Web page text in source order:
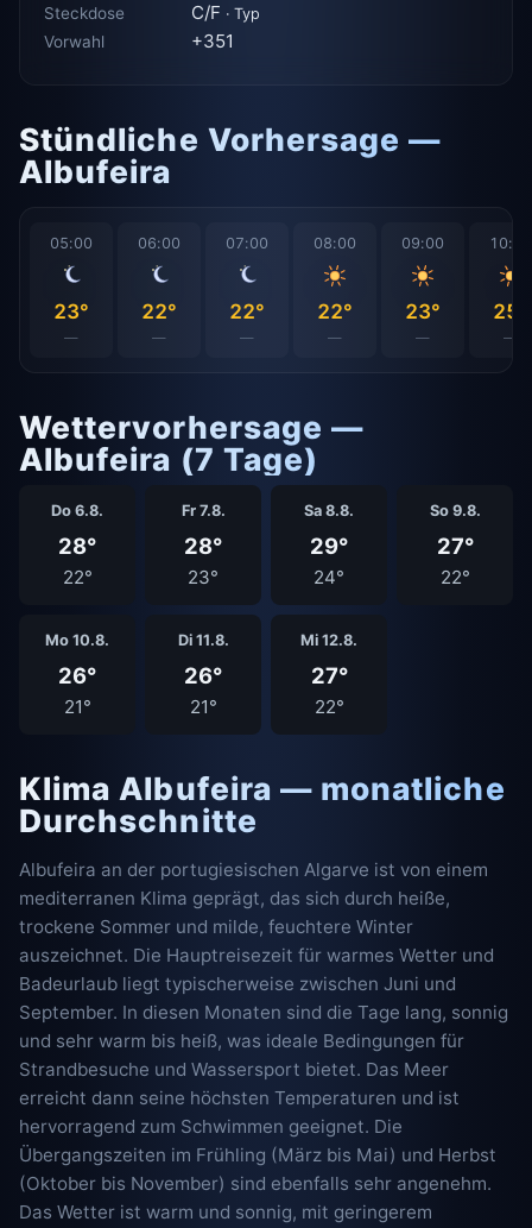
Steckdose C/F · Typ
Vorwahl +351
Stündliche Vorhersage —
Albufeira
05:00
23°
—
06:00
22°
—
07:00
22°
—
08:00
22°
—
09:00
23°
—
10:00
25°
—
Wettervorhersage —
Albufeira (7 Tage)
Do 6.8.
28°
22°
Fr 7.8.
28°
23°
Sa 8.8.
29°
24°
So 9.8.
27°
22°
Mo 10.8.
26°
21°
Di 11.8.
26°
21°
Mi 12.8.
27°
22°
Klima Albufeira — monatliche
Durchschnitte
Albufeira an der portugiesischen Algarve ist von einem
mediterranen Klima geprägt, das sich durch heiße,
trockene Sommer und milde, feuchtere Winter
auszeichnet. Die Hauptreisezeit für warmes Wetter und
Badeurlaub liegt typischerweise zwischen Juni und
September. In diesen Monaten sind die Tage lang, sonnig
und sehr warm bis heiß, was ideale Bedingungen für
Strandbesuche und Wassersport bietet. Das Meer
erreicht dann seine höchsten Temperaturen und ist
hervorragend zum Schwimmen geeignet. Die
Übergangszeiten im Frühling (März bis Mai) und Herbst
(Oktober bis November) sind ebenfalls sehr angenehm.
Das Wetter ist warm und sonnig, mit geringerem